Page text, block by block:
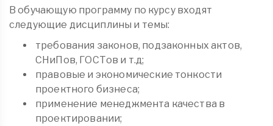
В обучающую программу по курсу входят
следующие дисциплины и темы:
требования законов, подзаконных актов,
СНиПов, ГОСТов и т.д;
правовые и экономические тонкости
проектного бизнеса;
применение менеджмента качества в
проектировании;